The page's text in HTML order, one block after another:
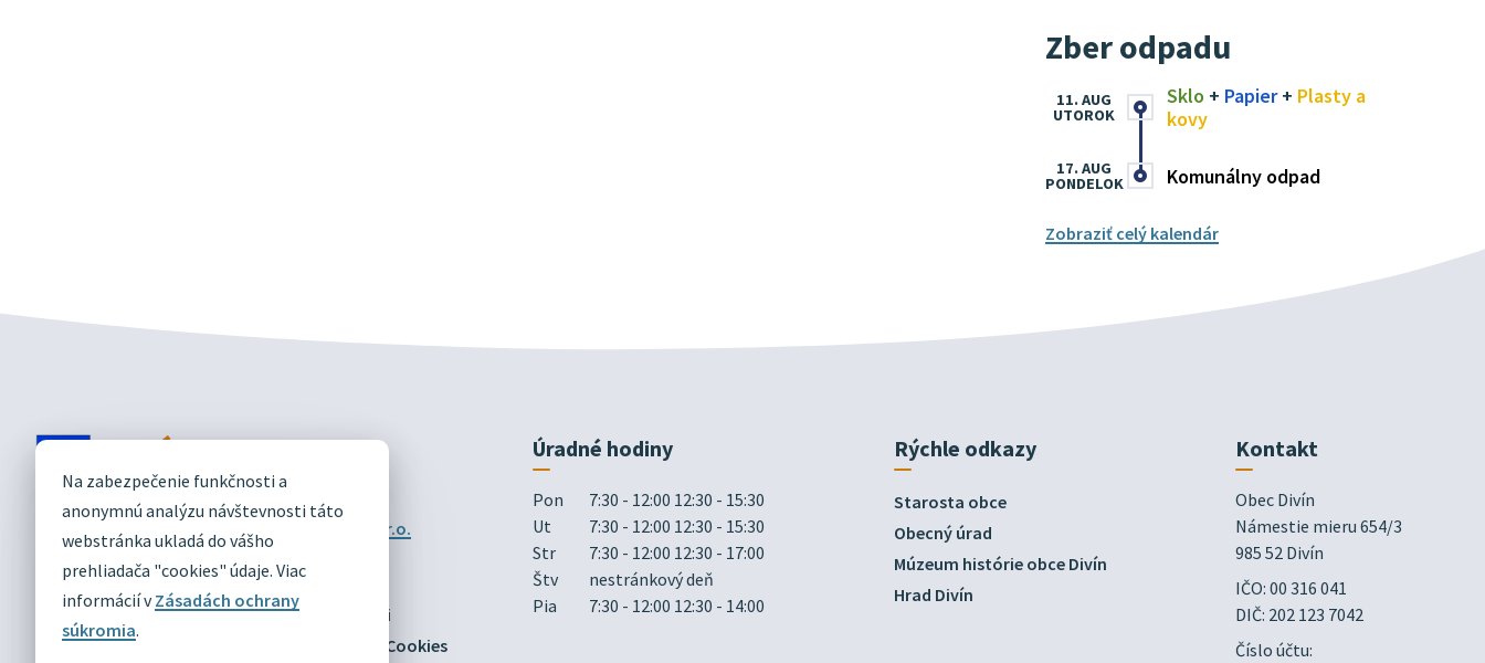
Na zabezpečenie funkčnosti a
anonymnú analýzu návštevnosti táto
webstránka ukladá do vášho
prehliadača "cookies" údaje. Viac
informácií vZásadách ochrany
súkromia.
Zber odpadu
Sklo + Papier+ Plasty a
kovy
11. AUG
UTOROK
Komunálny odpad
17. AUG
PONDELOK
Zobraziť celý kalendár
DIVÍN
OFICIÁLNE STRÁNKY
Technický prevádzkovateľ:
Alphabet partner s.r.o.
Správca obsahu:Obec Divín
Posledná aktualizácia:03.08.2026
Mapa
Vyhlásenie o prístupnosti
Zásady ochrany osobných údajov
Nastaviť Cookies
Úradné hodiny
Pon
7:30 - 12:00 12:30 - 15:30
Ut
7:30 - 12:00 12:30 - 15:30
Str
7:30 - 12:00 12:30 - 17:00
Štv
nestránkový deň
Pia
7:30 - 12:00 12:30 - 14:00
Rýchle odkazy
Starosta obce
Obecný úrad
Múzeum histórie obce Divín
Hrad Divín
Kontakt
Obec Divín
Námestie mieru 654/3
985 52 Divín
IČO: 00 316 041
DIČ: 202 123 7042
Číslo účtu: